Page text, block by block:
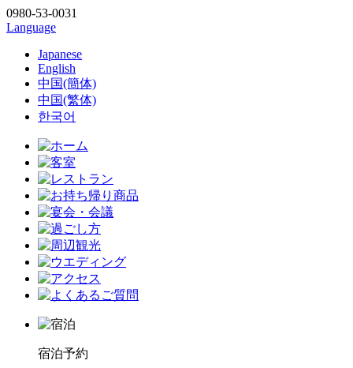
0980-53-0031
Language
Japanese
English
中国(簡体)
中国(繁体)
한국어
宿泊予約